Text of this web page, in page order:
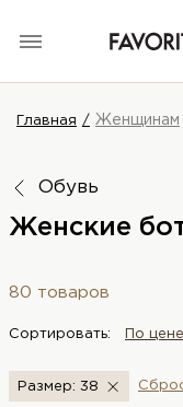
Главная Женщинам
Обувь
Женские
80 товаров
Сортировать: По
Размер: 38